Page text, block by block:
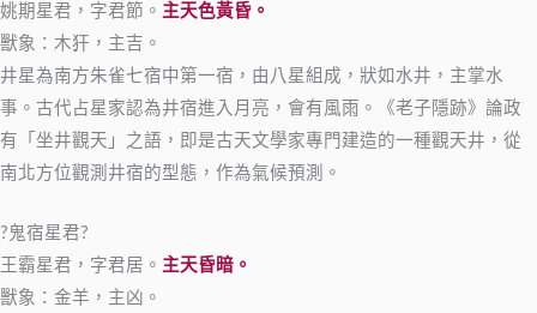
姚期星君，字君節。 主天色黃昏。
獸象：木犴，主吉。
井星為南方朱雀七宿中第一宿，由八星組成，狀如水井，主掌水
事。古代占星家認為井宿進入月亮，會有風雨。《老子隱跡》論政
有「坐井觀天」之語，即是古天文學家專門建造的一種觀天井，從
南北方位觀測井宿的型態，作為氣候預測。
?鬼宿星君?
王霸星君，字君居。 主天昏暗。
獸象：金羊，主凶。